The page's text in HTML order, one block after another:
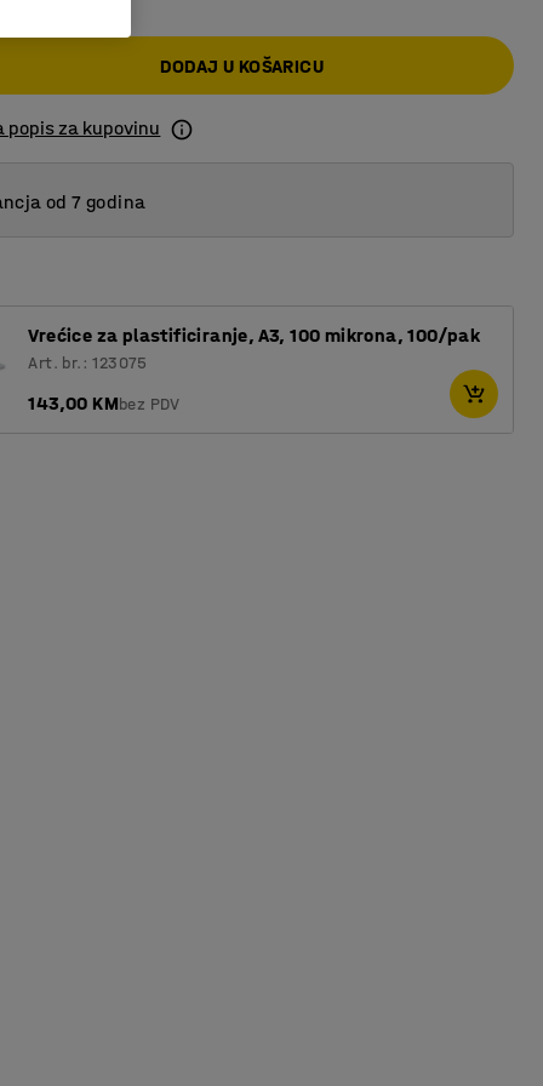
DODAJ U KOŠARICU
popis za kupovinu
od 7 godina
Vrećice za plastificiranje, A3, 100 mikrona, 100/pak
Art. br.: 123075
143,00 KMbez PDV